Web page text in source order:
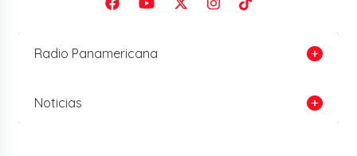
Radio Panamericana
Noticias